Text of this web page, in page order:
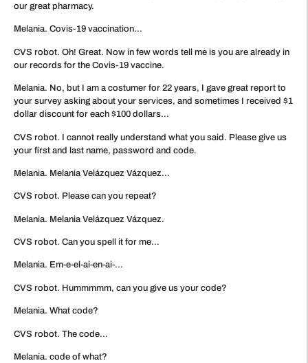
our great pharmacy.
Melania. Covis-19 vaccination…
CVS robot. Oh! Great. Now in few words tell me is you are already in
our records for the Covis-19 vaccine.
Melania. No, but I am a costumer for 22 years, I gave great report to
your survey asking about your services, and sometimes I received $1
dollar discount for each $100 dollars…
CVS robot. I cannot really understand what you said. Please give us
your first and last name, password and code.
Melania. Melania Velázquez Vázquez…
CVS robot. Please can you repeat?
Melania. Melania Velázquez Vázquez.
CVS robot. Can you spell it for me…
Melania. Em-e-el-ai-en-ai-…
CVS robot. Hummmmm, can you give us your code?
Melania. What code?
CVS robot. The code…
Melania. code of what?